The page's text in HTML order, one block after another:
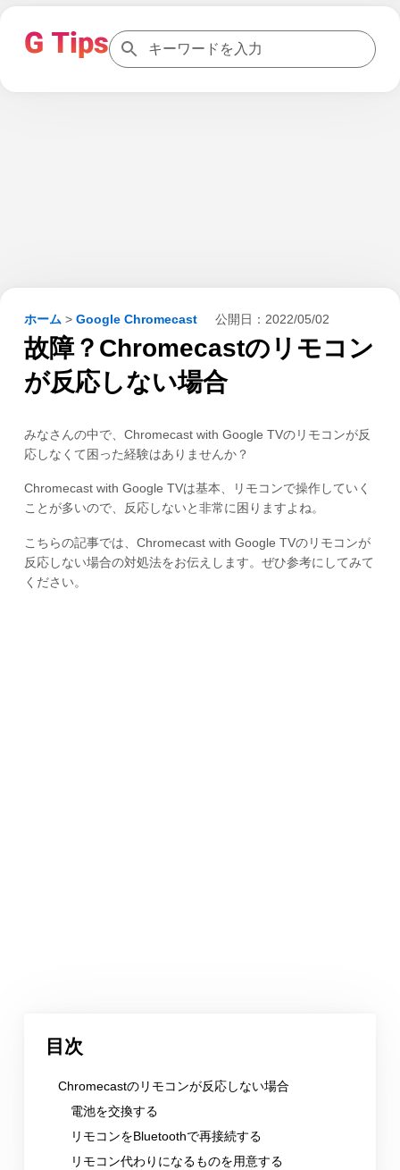
ホーム > Google Chromecast 公開日： 2022/05/02
故障？Chromecastのリモコン
が反応しない場合
みなさんの中で、Chromecast with Google TVのリモコンが反
応しなくて困った経験はありませんか？
Chromecast with Google TVは基本、リモコンで操作していく
ことが多いので、反応しないと非常に困りますよね。
こちらの記事では、Chromecast with Google TVのリモコンが
反応しない場合の対処法をお伝えします。ぜひ参考にしてみて
ください。
目次
Chromecastのリモコンが反応しない場合
電池を交換する
リモコンをBluetoothで再接続する
リモコン代わりになるものを用意する